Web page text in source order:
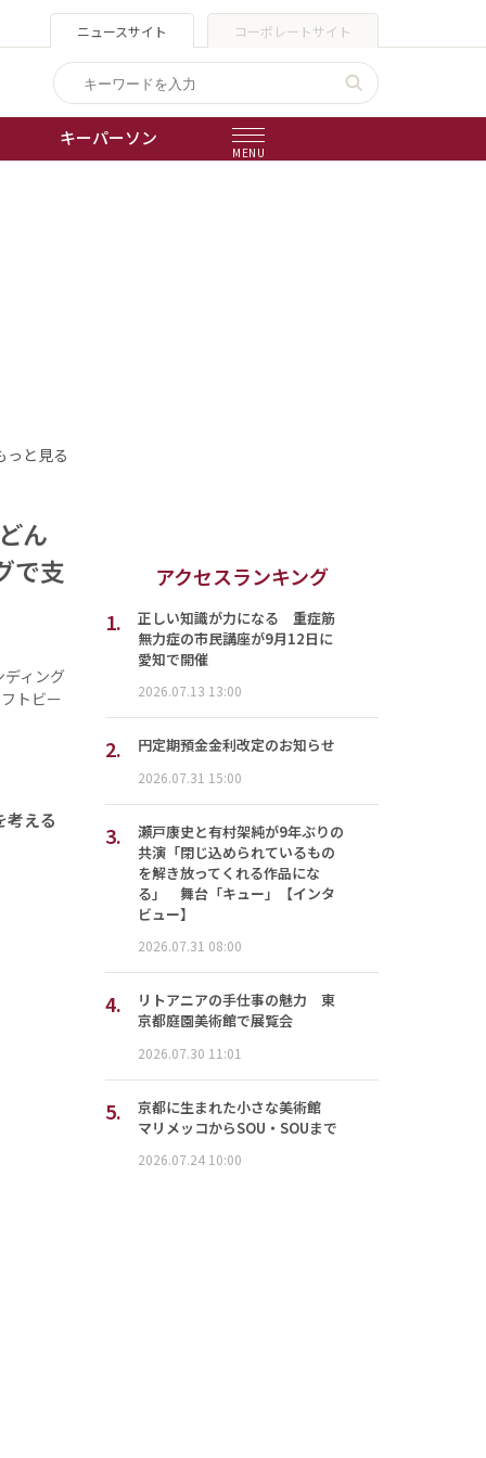
ニュースサイト コーポレートサイト
キーパーソン
MENU
っと見る
ん
で支
ィング
トビー
考える
アクセスランキング
1.
正しい知識が力になる 重症筋
無力症の市民講座が9月12日に
愛知で開催
2026.07.13 13:00
2. 円定期預金金利改定のお知らせ
2026.07.31 15:00
3.
瀬戸康史と有村架純が9年ぶりの
共演「閉じ込められているもの
を解き放ってくれる作品にな
る」 舞台「キュー」【インタ
ビュー】
2026.07.31 08:00
4.
リトアニアの手仕事の魅力 東
京都庭園美術館で展覧会
2026.07.30 11:01
5.
京都に生まれた小さな美術館
マリメッコからSOU・SOUまで
2026.07.24 10:00